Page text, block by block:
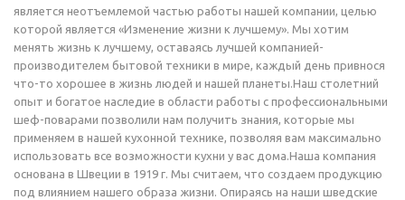
является неотъемлемой частью работы нашей компании, целью
которой является «Изменение жизни к лучшему». Мы хотим
менять жизнь к лучшему, оставаясь лучшей компанией-
производителем бытовой техники в мире, каждый день привнося
что-то хорошее в жизнь людей и нашей планеты.Наш столетний
опыт и богатое наследие в области работы с профессиональными
шеф-поварами позволили нам получить знания, которые мы
применяем в нашей кухонной технике, позволяя вам максимально
использовать все возможности кухни у вас дома.Наша компания
основана в Швеции в 1919 г. Мы считаем, что создаем продукцию
под влиянием нашего образа жизни. Опираясь на наши шведские